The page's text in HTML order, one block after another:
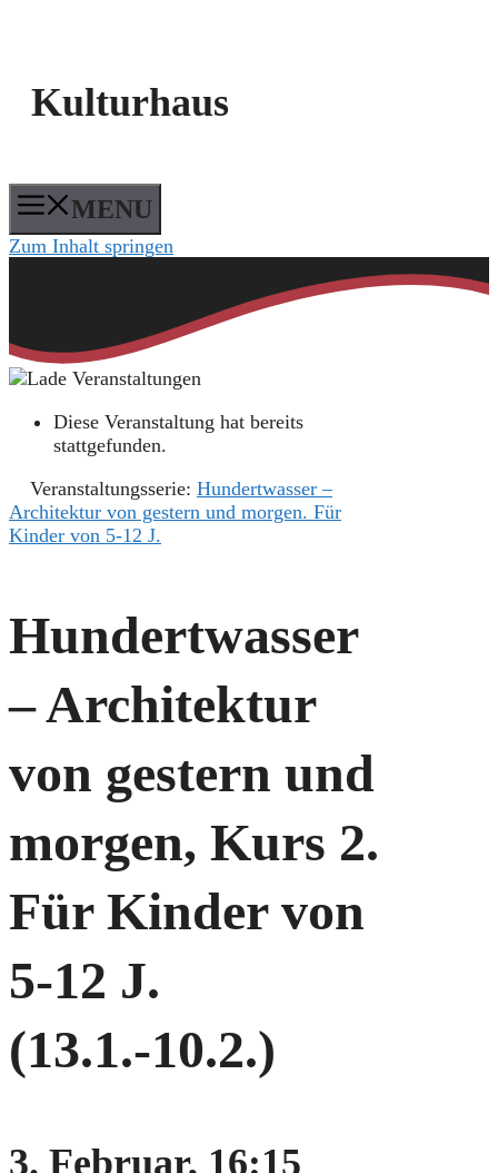
Kulturhaus
MENU
Zum Inhalt springen
Diese Veranstaltung hat bereits
stattgefunden.
Veranstaltungsserie: Hundertwasser –
Architektur von gestern und morgen. Für
Kinder von 5-12 J.
Hundertwasser
– Architektur
von gestern und
morgen, Kurs 2.
Für Kinder von
5-12 J.
(13.1.-10.2.)
3. Februar, 16:15